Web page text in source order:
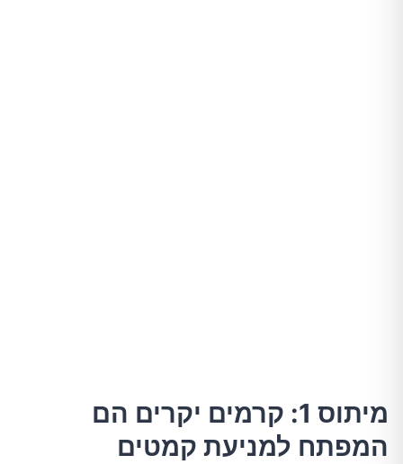
מיתוס 1: קרמים יקרים הם
המפתח למניעת קמטים